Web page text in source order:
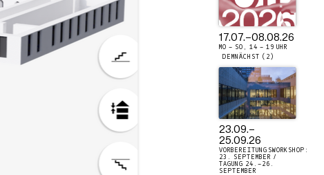
17.07.–08.08.26
MO – SO, 14 – 19 UHR
DEMNÄCHST (2)
23.09.–
25.09.26
VORBEREITUNGSWORKSHOP:
23. SEPTEMBER /
TAGUNG 24.–26.
SEPTEMBER